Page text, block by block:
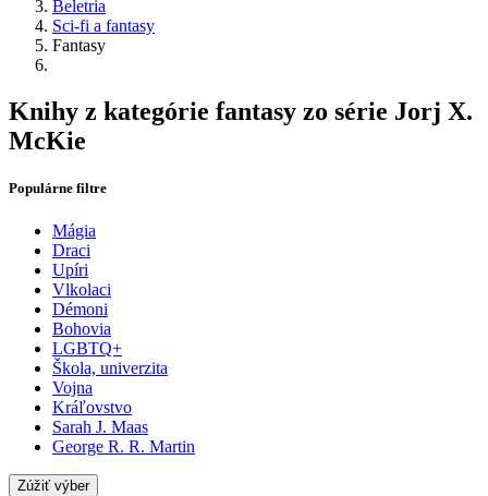
Beletria
Sci-fi a fantasy
Fantasy
Knihy z kategórie fantasy zo série Jorj X.
McKie
Populárne filtre
Mágia
Draci
Upíri
Vlkolaci
Démoni
Bohovia
LGBTQ+
Škola, univerzita
Vojna
Kráľovstvo
Sarah J. Maas
George R. R. Martin
Zúžiť výber